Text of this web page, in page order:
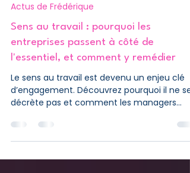
7 min de lecture
Actus de Frédérique
Sens au travail : pourquoi les
entreprises passent à côté de
l'essentiel, et comment y remédier
d’engagement. Découvrez pourquoi il ne se
décrète pas et comment les managers